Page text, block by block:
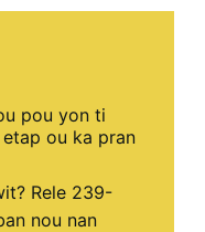
pou yon ti
ou ka pran
Rele 239-
nou nan